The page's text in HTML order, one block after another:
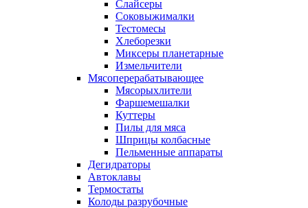
Слайсеры
Соковыжималки
Тестомесы
Хлеборезки
Миксеры планетарные
Измельчители
Мясоперерабатывающее
Мясорыхлители
Фаршемешалки
Куттеры
Пилы для мяса
Шприцы колбасные
Пельменные аппараты
Дегидраторы
Автоклавы
Термостаты
Колоды разрубочные